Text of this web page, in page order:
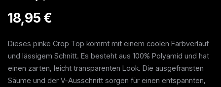
18,95 €
Dieses pinke Crop Top kommt mit einem coolen Farbverlauf
und lässigem Schnitt. Es besteht aus 100% Polyamid und hat
einen zarten, leicht transparenten Look. Die ausgefransten
Säume und der V-Ausschnitt sorgen für einen entspannten,